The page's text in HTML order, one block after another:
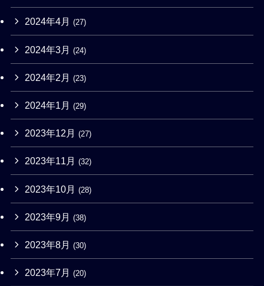
2024年4月 (27)
2024年3月 (24)
2024年2月 (23)
2024年1月 (29)
2023年12月 (27)
2023年11月 (32)
2023年10月 (28)
2023年9月 (38)
2023年8月 (30)
2023年7月 (20)